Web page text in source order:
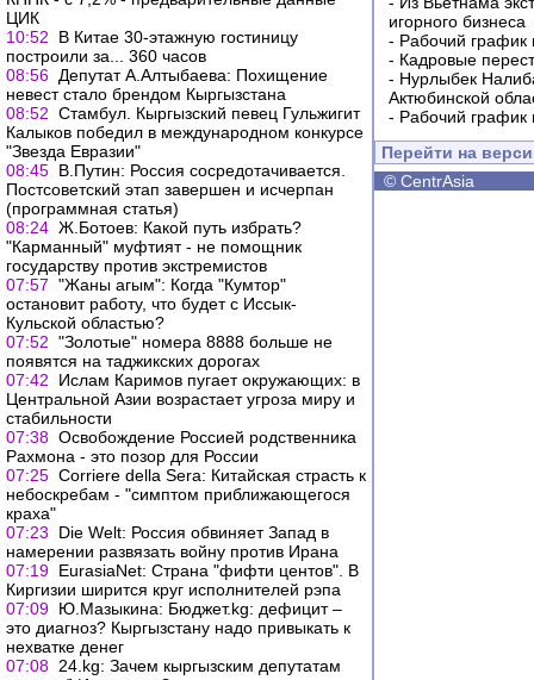
ЦИК
10:52
В Китае 30-этажную гостиницу
построили за... 360 часов
08:56 Депутат А.Алтыбаева: Похищение
невест стало брендом Кыргызстана
08:52 Стамбул. Кыргызский певец Гульжигит
Калыков победил в международном конкурсе
"Звезда Евразии"
08:45 В.Путин: Россия сосредотачивается.
Постсоветский этап завершен и исчерпан
(программная статья)
08:24 Ж.Ботоев: Какой путь избрать?
"Карманный" муфтият - не помощник
государству против экстремистов
07:57 "Жаны агым": Когда "Кумтор"
остановит работу, что будет с Иссык-
Кульской областью?
07:52 "Золотые" номера 8888 больше не
появятся на таджикских дорогах
07:42
Ислам Каримов пугает окружающих: в
Центральной Азии возрастает угроза миру и
стабильности
07:38 Освобождение Россией родственника
Рахмона - это позор для России
07:25 Corriere della Sera: Китайская страсть к
небоскребам - "симптом приближающегося
краха"
07:23
Die Welt: Россия обвиняет Запад в
намерении развязать войну против Ирана
07:19 EurasiaNet: Страна "фифти центов". В
Киргизии ширится круг исполнителей рэпа
07:09 Ю.Мазыкина: Бюджет.kg: дефицит –
это диагноз? Кыргызстану надо привыкать к
нехватке денег
07:08 24.kg: Зачем кыргызским депутатам
игорного бизнеса
- Рабочий график
- Кадровые
- Нурлыбек
Актюбинской
- Рабочий график
Перейти на
© CentrAsia